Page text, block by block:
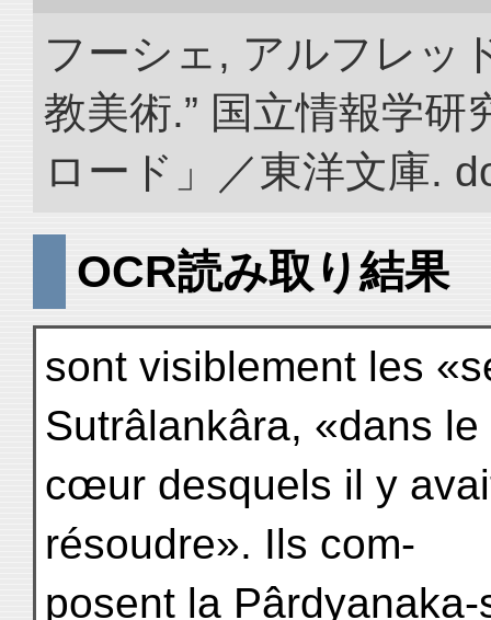
フーシェ, アルフレッ
教美術.” 国立情報学
ロード」／東洋文庫.
OCR読み取り結果
sont visiblement les
Sutrâlankâra, «dans le
cœur desquels il y
résoudre». Ils com-
posent la